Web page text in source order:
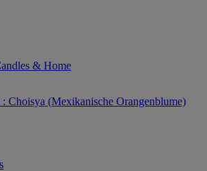
& Home
Choisya (Mexikanische Orangenblume)